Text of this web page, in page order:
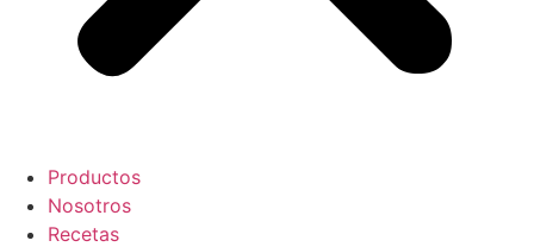
Productos
Nosotros
Recetas